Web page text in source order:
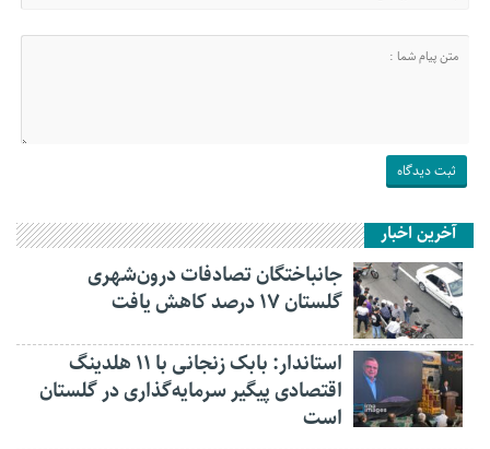
آخرین اخبار
جانباختگان تصادفات درون‌شهری
گلستان ۱۷ درصد کاهش یافت
استاندار: بابک زنجانی با ۱۱ هلدینگ
اقتصادی پیگیر سرمایه‌گذاری در گلستان
است